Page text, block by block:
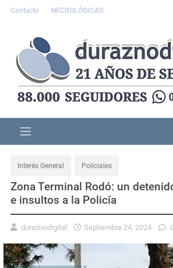
Contacto NECROLÓGICAS
Interés General Policiales
Zona Terminal Rodó: un
e insultos a la Policía
duraznodigital Septiembre 24, 2024